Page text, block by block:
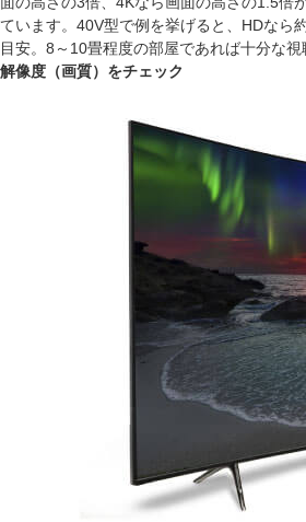
ています。40V型で例を挙げると、HDなら
目安。8～10畳程度の部屋であれば十分な視
解像度（画質）をチェック